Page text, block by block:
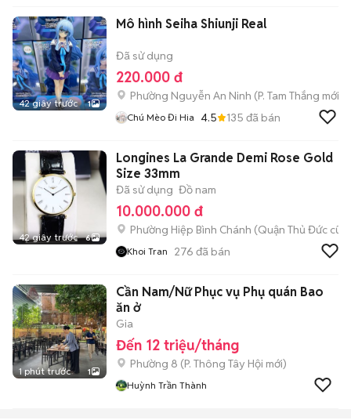
42 giây trước 1
Mô hình Seiha Shiunji Real
Đã sử dụng
220.000 đ
Phường Nguyễn An Ninh (P. Tam Thắng mới)
Chú Mèo Đi Hia 4.5 135 đã bán
42 giây trước 6
Longines La Grande Demi Rose Gold
Size 33mm
Đã sử dụng Đồ nam
10.000.000 đ
Phường Hiệp Bình Chánh (Quận Thủ Đức cũ)
Khoi Tran 276 đã bán
1 phút trước 1
Cần Nam/Nữ Phục vụ Phụ quán Bao
ăn ở
Gia
Đến 12 triệu/tháng
Phường 8 (P. Thông Tây Hội mới)
Huỳnh Trần Thành